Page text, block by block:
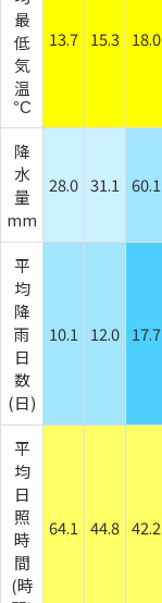
最
低
気
温
°C
13.7 15.3 18.0
降
水
量
mm
28.0 31.1 60.1
平
均
降
雨
日
数
(日)
10.1 12.0 17.7
平
均
日
照
時
間
(時
64.1 44.8 42.2